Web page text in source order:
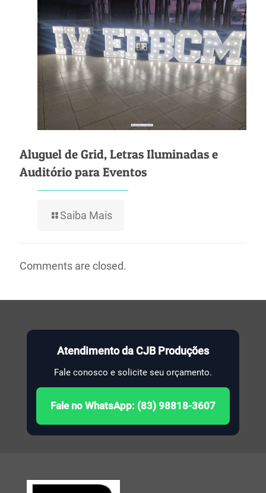
Aluguel de Grid, Letras Iluminadas e
Auditório para Eventos
Saiba Mais
Comments are closed.
Atendimento da CJB Produções
Fale conosco e solicite seu orçamento.
Fale no WhatsApp: (83) 98818-3607